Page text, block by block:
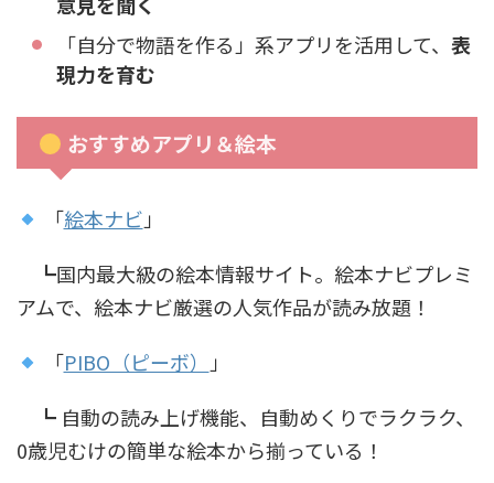
「自分で物語を作る」系アプリを活用して、 表
現力を育む
おすすめアプリ＆絵本
「絵本ナビ 」
┗国内最大級の絵本情報サイト。絵本ナビプレミ
アムで、絵本ナビ厳選の人気作品が読み放題！
「PIBO（ピーボ）
」
┗ 自動の読み上げ機能、自動めくりでラクラク、
0歳児むけの簡単な絵本から揃っている！